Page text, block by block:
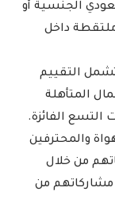
الجنسية أو
ملتقطة داخل
التقييم
المتأهلة
التسع الفائزة.
والمحترفين
من خلال
مشاركاتهم من